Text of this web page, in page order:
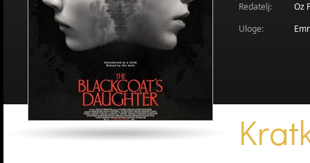
Redatelj:
Oz
Uloge: